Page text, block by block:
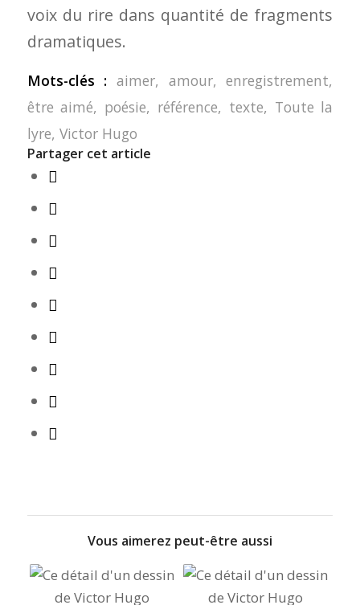
voix du rire dans quantité de fragments
dramatiques.
Mots-clés : aimer, amour,enregistrement,
être aimé, poésie, référence, texte, Toute la
lyre, Victor Hugo
Partager cet article
Vous aimerez peut-être aussi